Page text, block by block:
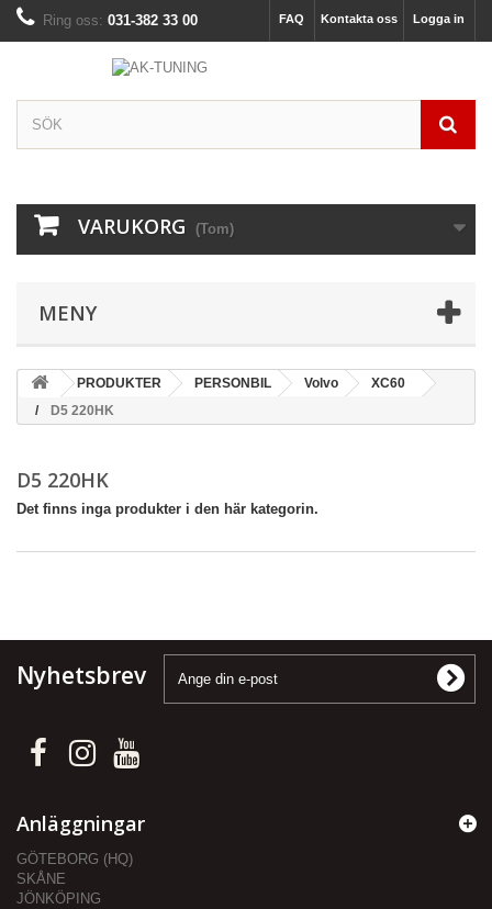
Logga in
Kontakta oss
FAQ
Ring oss: 031-382 33 00
VARUKORG (Tom)
MENY
PRODUKTER PERSONBIL Volvo
XC60
D5 220HK
D5 220HK
Det finns inga produkter i den här kategorin.
Nyhetsbrev
Anläggningar
GÖTEBORG (HQ)
SKÅNE
JÖNKÖPING